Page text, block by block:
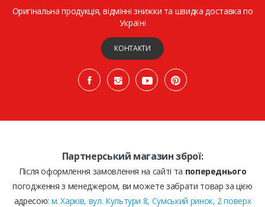
Оригінальна продукція, відмінні знижки та швидка доставка по
Україні
КОНТАКТИ
Партнерський магазин зброї:
Після оформлення замовлення на сайті та попереднього
погодження з менеджером, ви можете забрати товар за цією
адресою: м. Харків, вул. Культури 8, Сумський ринок, 2 поверх